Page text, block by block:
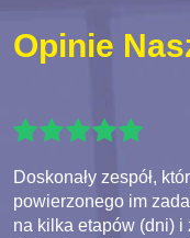
Opinie
Doskonały zespół,
powierzonego im
na kilka etapów (dni) i